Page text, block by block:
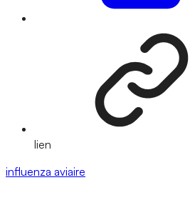
lien
influenza aviaire